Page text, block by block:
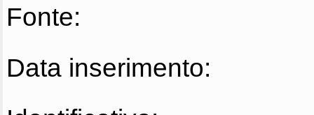
Fonte:
Data inserimento: